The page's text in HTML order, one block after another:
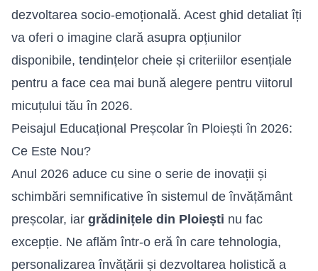
dezvoltarea socio-emoțională. Acest ghid detaliat îți
va oferi o imagine clară asupra opțiunilor
disponibile, tendințelor cheie și criteriilor esențiale
pentru a face cea mai bună alegere pentru viitorul
micuțului tău în 2026.
Peisajul Educațional Preșcolar în Ploiești în 2026:
Ce Este Nou?
Anul 2026 aduce cu sine o serie de inovații și
schimbări semnificative în sistemul de învățământ
preșcolar, iar grădinițele din Ploiești nu fac
excepție. Ne aflăm într-o eră în care tehnologia,
personalizarea învățării și dezvoltarea holistică a